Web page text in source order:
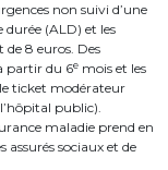
non suivi d’une
(ALD) et les
8 euros. Des
partir du 6e mois et les
ticket modérateur
public).
maladie prend en
assurés sociaux et de